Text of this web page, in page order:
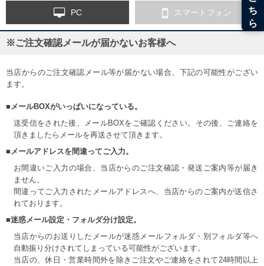
PC スマートフォン
※ご注文確認メールが届かないお客様へ
当店からのご注文確認メール等が届かない場合、下記の可能性がござい
ます。
■メールBOXがいっぱいになっている。
送受信をされた後、メールBOXをご確認ください。その後、ご連絡を
頂きましたらメールを再送させて頂きます。
■メールアドレスを間違ってご入力。
お間違いご入力の場合、当店からのご注文確認・発送ご案内等が届き
ません。
間違ってご入力されたメールアドレスへ、当店からのご案内が送信さ
れております。
■迷惑メール設定・フォルダ分け設定。
当店からのお送りしたメールが迷惑メールフォルダ・別フォルダ等へ
自動振り分けされてしまっている可能性がございます。
当店の、休日・営業時間外を除きご注文やご連絡をされて24時間以上